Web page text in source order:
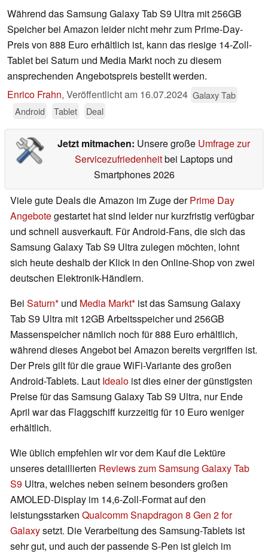
Während das Samsung Galaxy Tab S9 Ultra mit 256GB
Speicher bei Amazon leider nicht mehr zum Prime-Day-
Preis von 888 Euro erhältlich ist, kann das riesige 14-Zoll-
Tablet bei Saturn und Media Markt noch zu diesem
ansprechenden Angebotspreis bestellt werden.
Enrico Frahn, Veröffentlicht am 16.07.2024 Galaxy Tab
Android
Tablet Deal
Jetzt mitmachen: Unsere große Umfrage zur
Servicezufriedenheitbei Laptops und
Smartphones 2026
Viele gute Deals die Amazon im Zuge derPrime Day
Angebotegestartet hat sind leider nur kurzfristig verfügbar
und schnell ausverkauft. Für Android-Fans, die sich das
Samsung Galaxy Tab S9 Ultra zulegen möchten, lohnt
sich heute deshalb der Klick in den Online-Shop von zwei
deutschen Elektronik-Händlern.
Bei Saturn und Media Markt ist das Samsung Galaxy
Tab S9 Ultra mit 12GB Arbeitsspeicher und 256GB
Massenspeicher nämlich noch für 888 Euro erhältlich,
während dieses Angebot bei Amazon bereits vergriffen ist.
Der Preis gilt für die graue WiFi-Variante des großen
Android-Tablets. Laut Idealo ist dies einer der günstigsten
Preise für das Samsung Galaxy Tab S9 Ultra, nur Ende
April war das Flaggschiff kurzzeitig für 10 Euro weniger
erhältlich.
Wie üblich empfehlen wir vor dem Kauf die Lektüre
unseres detaillierten Reviews zum Samsung Galaxy Tab
S9 Ultra, welches neben seinem besonders großen
AMOLED-Display im 14,6-Zoll-Format auf den
leistungsstarken Qualcomm Snapdragon 8 Gen 2 for
Galaxysetzt. Die Verarbeitung des Samsung-Tablets ist
sehr gut, und auch der passende S-Pen ist gleich im